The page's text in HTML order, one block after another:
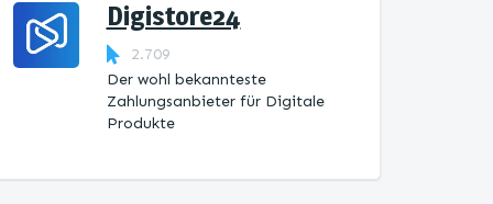
Digistore24
2.709
Der wohl bekannteste
Zahlungsanbieter für Digitale
Produkte